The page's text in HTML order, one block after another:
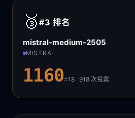
🥉 #3排名
mistral-medium-2505
MISTRAL
1160±18 · 918次投票